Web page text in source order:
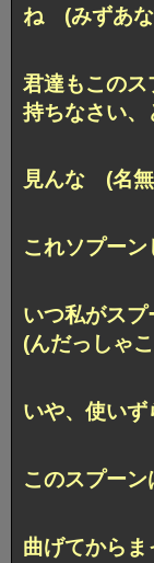
ね (みずあ
君達もこのス
持ちなさい
見んな (名
これソプー
いつ私がス
(んだっしゃ
いや、使い
このスプー
曲げてからま